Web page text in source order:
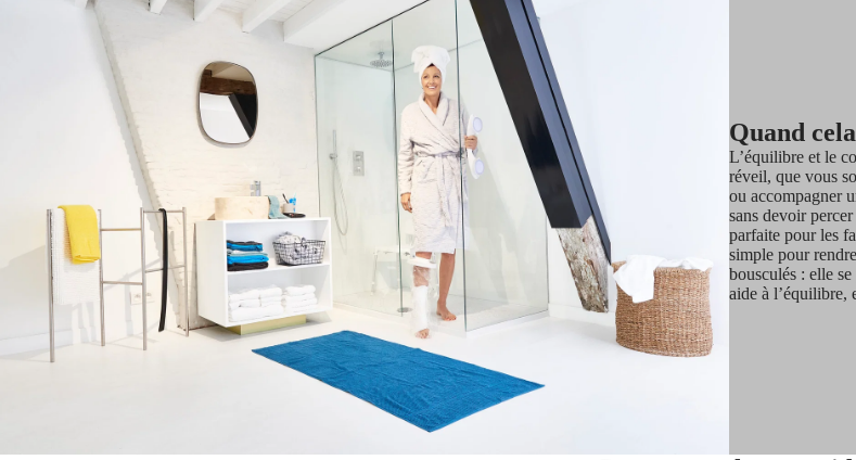
Quand
L’équilibre et le
réveil, que vous
ou accompagner
sans devoir
parfaite pour les
simple pour
bousculés : elle
aide à l’équilibre,